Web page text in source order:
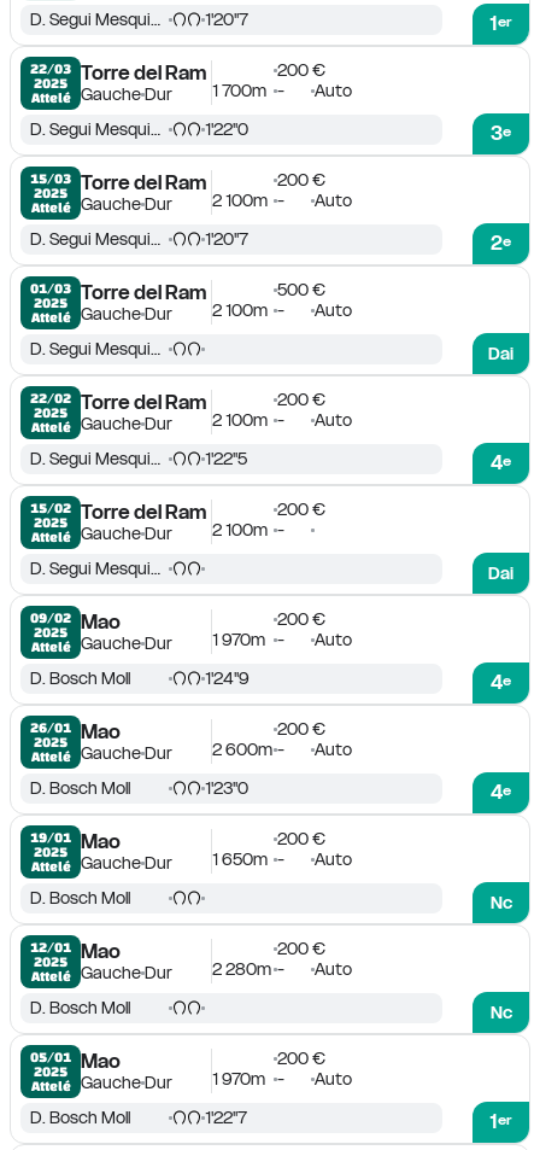
1er
D. Segui Mesquida 1'20''7
22/03
2025
Attelé
Torre del Ram
GaucheDur
200 €
1 700m - Auto
3e
D. Segui Mesquida 1'22''0
15/03
2025
Attelé
Torre del Ram
GaucheDur
200 €
2 100m - Auto
2e
D. Segui Mesquida 1'20''7
01/03
2025
Attelé
Torre del Ram
GaucheDur
500 €
2 100m -
Auto
Dai
D. Segui Mesquida
22/02
2025
Attelé
Torre del Ram
GaucheDur
200 €
2 100m - Auto
4e
D. Segui Mesquida 1'22''5
15/02
2025
Attelé
Torre del Ram
GaucheDur
200 €
2 100m -
Dai
D. Segui Mesquida
09/02
2025
Attelé
Mao
GaucheDur
200 €
1 970m - Auto
4e
D. Bosch Moll 1'24''9
26/01
2025
Attelé
Mao
GaucheDur
200 €
2 600m - Auto
4e
D. Bosch Moll 1'23''0
19/01
2025
Attelé
Mao
GaucheDur
200 €
1 650m -
Auto
Nc
D. Bosch Moll
12/01
2025
Attelé
Mao
GaucheDur
200 €
2 280m -
Auto
Nc
D. Bosch Moll
05/01
2025
Attelé
Mao
GaucheDur
200 €
1 970m - Auto
1er
D. Bosch Moll 1'22''7